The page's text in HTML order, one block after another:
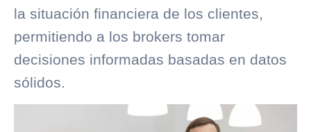
la situación financiera de los clientes,
permitiendo a los brokers tomar
decisiones informadas basadas en datos
sólidos.